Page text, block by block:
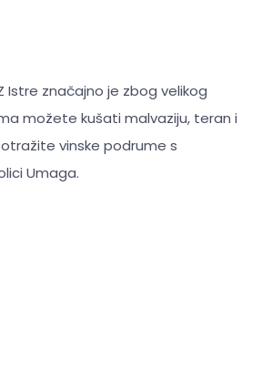
Istre značajno je zbog velikog
možete kušati malvaziju, teran i
vinske podrume s
Umaga.